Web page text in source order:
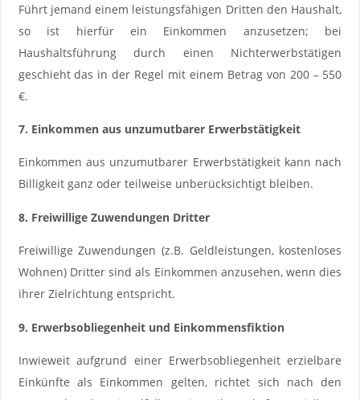
Führt jemand einem leistungsfähigen Dritten den Haushalt,
so ist hierfür ein Einkommen anzusetzen; bei
Haushaltsführung durch einen Nichterwerbstätigen
geschieht das in der Regel mit einem Betrag von 200 – 550
€.
7. Einkommen aus unzumutbarer Erwerbstätigkeit
Einkommen aus unzumutbarer Erwerbstätigkeit kann nach
Billigkeit ganz oder teilweise unberücksichtigt bleiben.
8. Freiwillige Zuwendungen Dritter
Freiwillige Zuwendungen (z.B. Geldleistungen, kostenloses
Wohnen) Dritter sind als Einkommen anzusehen, wenn dies
ihrer Zielrichtung entspricht.
9. Erwerbsobliegenheit und Einkommensfiktion
Inwieweit aufgrund einer Erwerbsobliegenheit erzielbare
Einkünfte als Einkommen gelten, richtet sich nach den